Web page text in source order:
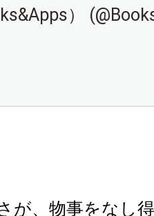
）
が、物事をなし